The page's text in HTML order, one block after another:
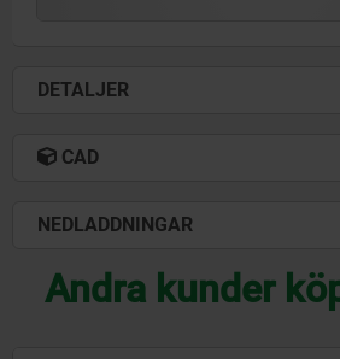
DETALJER
CAD
NEDLADDNINGAR
Andra kunder